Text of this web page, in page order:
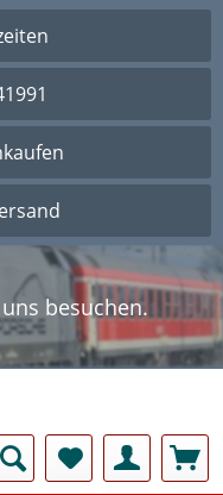
besuchen.
Onlineshop
Kloppe.
besuchen.
Onlineshop
Kloppe.